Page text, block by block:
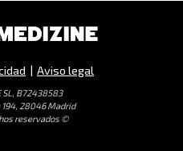
| Aviso legal
SL, B72438583
28046 Madrid
reservados ©